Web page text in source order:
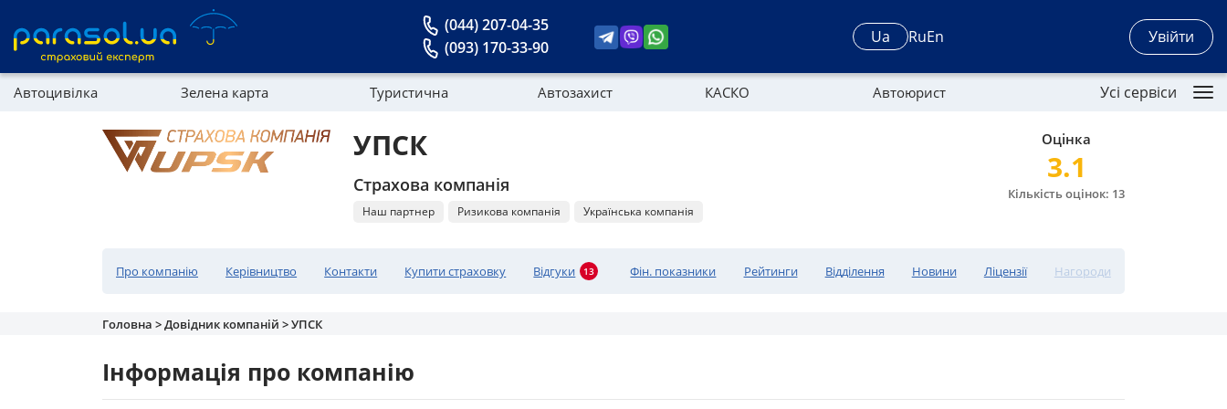
(044) 207-04-35
(093) 170-33-90
Ua RuEn Увійти
Автоцивілка Зелена карта Туристична Автозахист КАСКО Автоюрист
Реферальна програма
Довідник компаній
Усі сервіси
УПСК
Страхова компанія
Наш партнер Ризикова компанія Українська компанія
Оцінка
3.1
Кількість оцінок: 13
Про компанію Керівництво Контакти Купити страховку Відгуки 13 Фін. показники Рейтинги Відділення Новини Ліцензії Нагороди
Головна >Довідник компаній >УПСК
Інформація про компанію